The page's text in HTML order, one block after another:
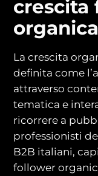
crescita
La crescita
definita come
attraverso
tematica e
ricorrere a
professionisti
B2B italiani,
follower